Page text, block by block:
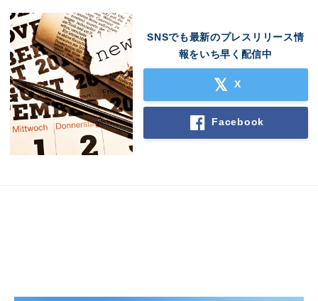
SNSでも最新のプレスリリース情
報をいち早く配信中
X
Facebook